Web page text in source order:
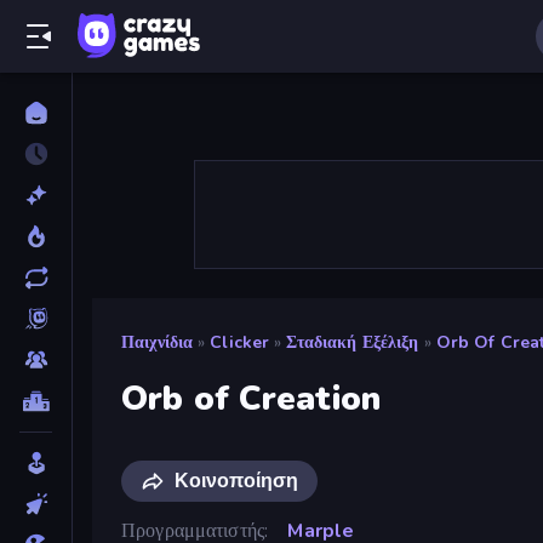
Παιχνίδια » Clicker » Σταδιακή Εξέλιξη » Orb Of
Orb of Creation
Κοινοποίηση
Προγραμματιστής
Marple